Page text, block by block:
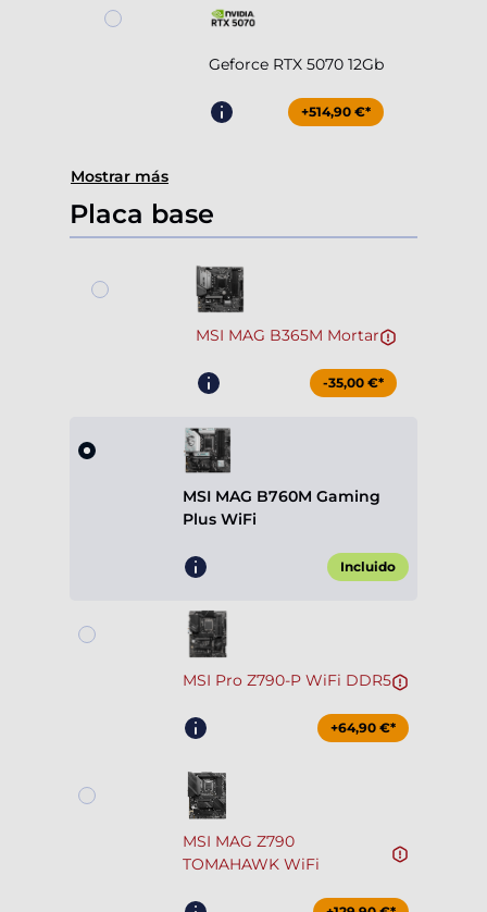
Geforce RTX 5070 12Gb
+514,90 €*
Mostrar más
Placa base
MSI MAG B365M Mortar
-35,00 €*
MSI MAG B760M Gaming
Plus WiFi
Incluido
MSI Pro Z790-P WiFi DDR5
+64,90 €*
MSI MAG Z790
TOMAHAWK WiFi